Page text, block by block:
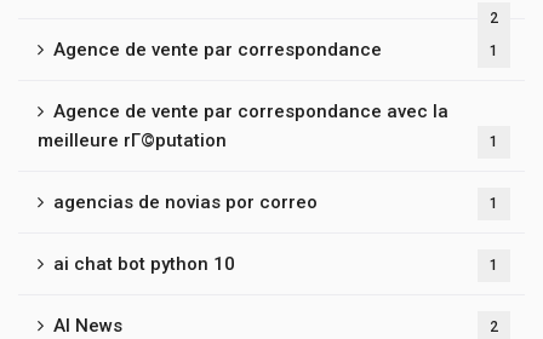
2
Agence de vente par correspondance 1
Agence de vente par correspondance avec la
meilleure rГ©putation
1
agencias de novias por correo 1
ai chat bot python 10 1
AI News 2